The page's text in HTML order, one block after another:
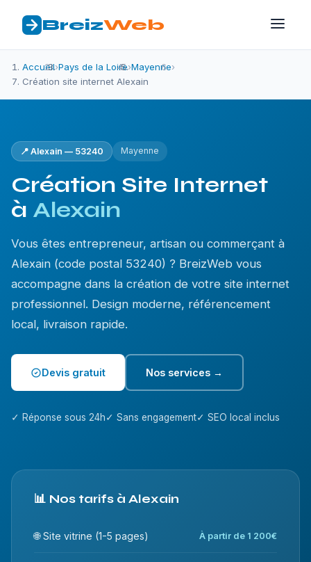
BreizWeb
Accueil›Pays de la Loire›Mayenne›
Création site internet Alexain
📍 Alexain — 53240 Mayenne
Création Site Internet
à Alexain
Vous êtes entrepreneur, artisan ou commerçant à
Alexain (code postal 53240) ? BreizWeb vous
accompagne dans la création de votre site internet
professionnel. Design moderne, référencement
local, livraison rapide.
Devis gratuit Nos services →
✓ Réponse sous 24h✓ Sans engagement✓ SEO local inclus
📊 Nos tarifs à Alexain
🌐 Site vitrine (1-5 pages) À partir de 1 200€